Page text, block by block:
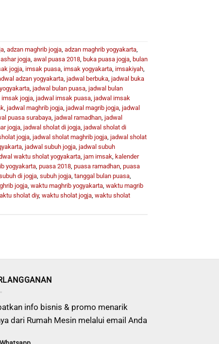
, adzan maghrib jogja, adzan maghrib yogyakarta,
ashar jogja, awal puasa 2018, buka puasa jogja, bulan
jogja, imsak puasa, imsak yogyakarta, imsakiyah,
adzan yogyakarta, jadwal berbuka, jadwal buka
, jadwal bulan puasa, jadwal bulan
imsak jogja, jadwal imsak puasa, jadwal imsak
, jadwal maghrib jogja, jadwal magrib jogja, jadwal
puasa surabaya, jadwal ramadhan, jadwal
jogja, jadwal sholat di jogja, jadwal sholat di
jogja, jadwal sholat maghrib jogja, jadwal sholat
, jadwal subuh jogja, jadwal subuh
waktu sholat yogyakarta, jam imsak, kalender
yogyakarta, puasa 2018, puasa ramadhan, puasa
di jogja, subuh jogja, tanggal bulan puasa,
jogja, waktu maghrib yogyakarta, waktu magrib
sholat diy, waktu sholat jogja, waktu sholat
info bisnis & promo menarik
dari Rumah Mesin melalui email Anda